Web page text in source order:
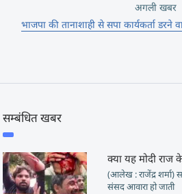
अगली खबर
भाजपा की तानाशाही से सपा कार्यकर्ता डरने
सम्बंधित खबर
क्या यह मोदी
(आलेख : राजेंद्र शर्मा)
संसद आवारा हो जाती